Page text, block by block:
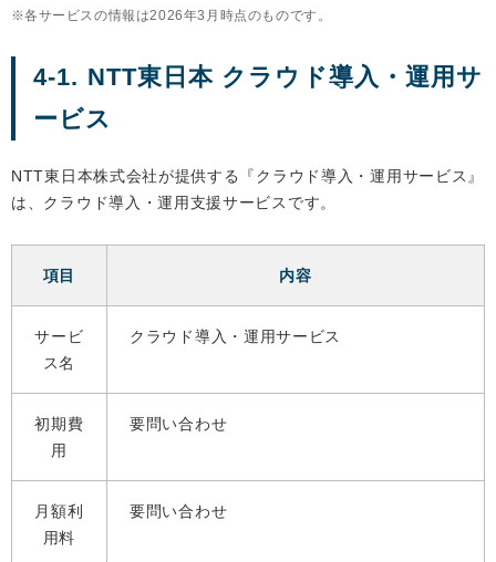
各サービスの情報は2026年3月時点のものです。
4-1. NTT東日本 クラウド導入・運用サ
ービス
NTT東日本株式会社が提供する『クラウド導入・運用サービス』
は、クラウド導入・運用支援サービスです。
項目 内容
サービ
ス名
クラウド導入・運用サービス
初期費
用
要問い合わせ
月額利
用料
要問い合わせ